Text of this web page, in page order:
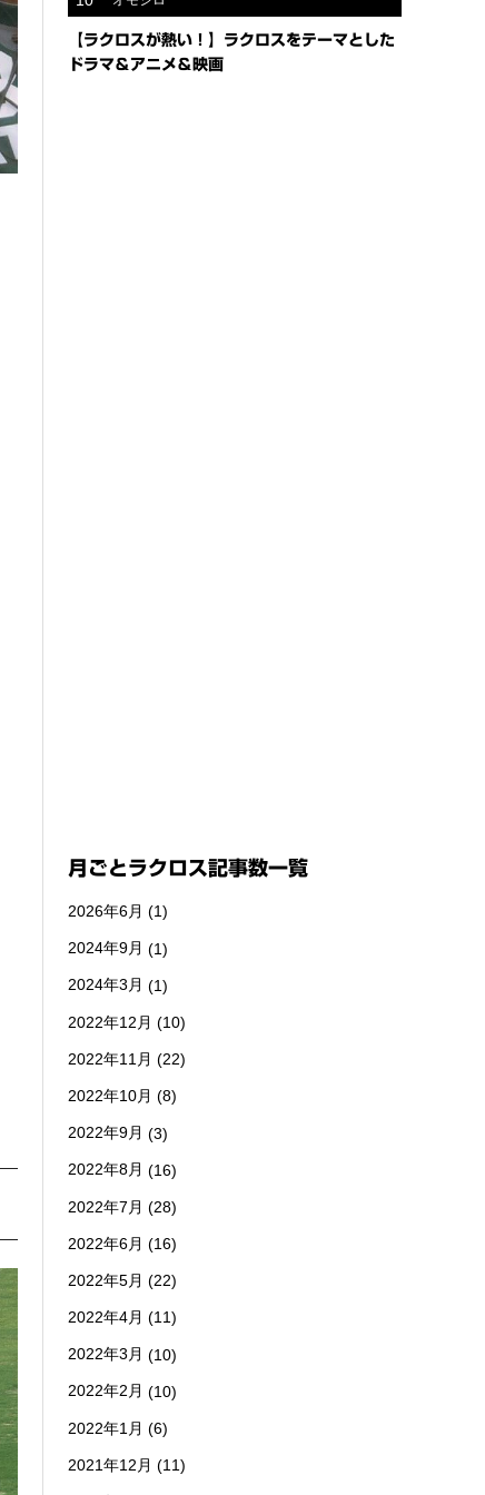
【ラクロスが熱い！】ラクロスをテーマとした
ドラマ＆アニメ＆映画
月ごとラクロス記事数一覧
2026年6月 (1)
2024年9月 (1)
2024年3月 (1)
2022年12月 (10)
2022年11月 (22)
2022年10月 (8)
2022年9月 (3)
2022年8月 (16)
2022年7月 (28)
2022年6月 (16)
2022年5月 (22)
2022年4月 (11)
2022年3月 (10)
2022年2月 (10)
2022年1月 (6)
2021年12月 (11)